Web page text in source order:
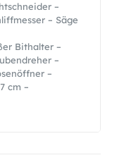
–
– Säge
Bithalter –
–
–
cm –